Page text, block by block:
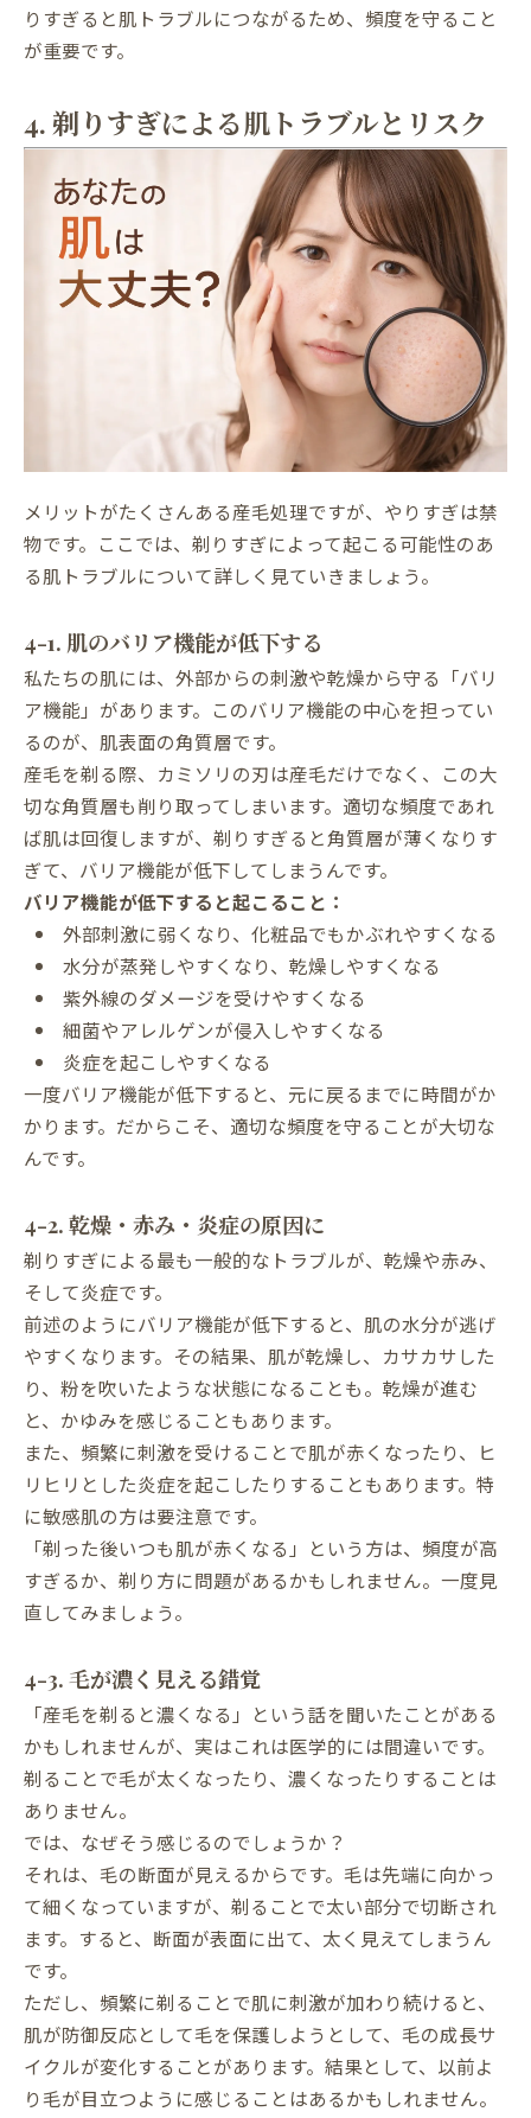
りすぎると肌トラブルにつながるため、頻度を守ること
が重要です。
4. 剃りすぎによる肌トラブルとリスク
メリットがたくさんある産毛処理ですが、やりすぎは禁
物です。ここでは、剃りすぎによって起こる可能性のあ
る肌トラブルについて詳しく見ていきましょう。
4-1. 肌のバリア機能が低下する
私たちの肌には、外部からの刺激や乾燥から守る「バリ
ア機能」があります。このバリア機能の中心を担ってい
るのが、肌表面の角質層です。
産毛を剃る際、カミソリの刃は産毛だけでなく、この大
切な角質層も削り取ってしまいます。適切な頻度であれ
ば肌は回復しますが、剃りすぎると角質層が薄くなりす
ぎて、バリア機能が低下してしまうんです。
バリア機能が低下すると起こること：
外部刺激に弱くなり、化粧品でもかぶれやすくなる
水分が蒸発しやすくなり、乾燥しやすくなる
紫外線のダメージを受けやすくなる
細菌やアレルゲンが侵入しやすくなる
炎症を起こしやすくなる
一度バリア機能が低下すると、元に戻るまでに時間がか
かります。だからこそ、適切な頻度を守ることが大切な
んです。
4-2. 乾燥・赤み・炎症の原因に
剃りすぎによる最も一般的なトラブルが、乾燥や赤み、
そして炎症です。
前述のようにバリア機能が低下すると、肌の水分が逃げ
やすくなります。その結果、肌が乾燥し、カサカサした
り、粉を吹いたような状態になることも。乾燥が進む
と、かゆみを感じることもあります。
また、頻繁に刺激を受けることで肌が赤くなったり、ヒ
リヒリとした炎症を起こしたりすることもあります。特
に敏感肌の方は要注意です。
「剃った後いつも肌が赤くなる」という方は、頻度が高
すぎるか、剃り方に問題があるかもしれません。一度見
直してみましょう。
4-3. 毛が濃く見える錯覚
「産毛を剃ると濃くなる」という話を聞いたことがある
かもしれませんが、実はこれは医学的には間違いです。
剃ることで毛が太くなったり、濃くなったりすることは
ありません。
では、なぜそう感じるのでしょうか？
それは、毛の断面が見えるからです。毛は先端に向かっ
て細くなっていますが、剃ることで太い部分で切断され
ます。すると、断面が表面に出て、太く見えてしまうん
です。
ただし、頻繁に剃ることで肌に刺激が加わり続けると、
肌が防御反応として毛を保護しようとして、毛の成長サ
イクルが変化することがあります。結果として、以前よ
り毛が目立つように感じることはあるかもしれません。